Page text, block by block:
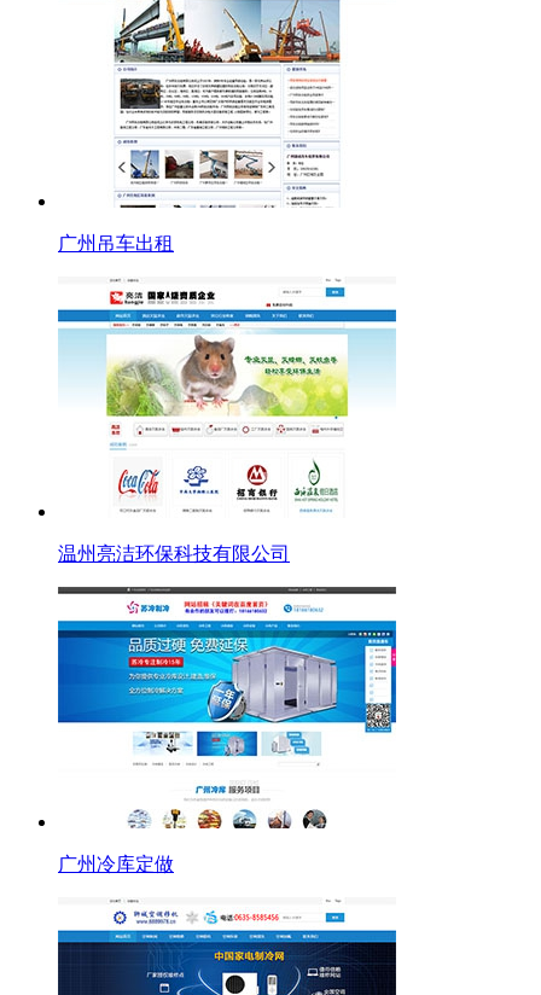
广州吊车出租
温州亮洁环保科技有限公司
广州冷库定做